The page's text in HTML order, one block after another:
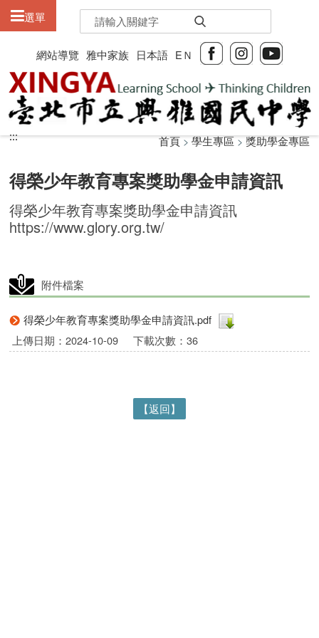
網站導覽 雅中家族 日本語 EＮ
選單
:::
:::
得榮少年教育專案獎助學金申請資訊
首頁>學生專區>獎助學金專區
得榮少年教育專案獎助學金申請資訊
https://www.glory.org.tw/
附件檔案
得榮少年教育專案獎助學金申請資訊.pdf
上傳日期：2024-10-09
下載次數：36
【返回】